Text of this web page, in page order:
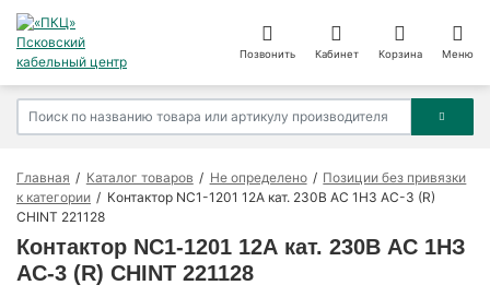
Позвонить Кабинет Корзина Меню
Главная Каталог товаров Не определено
Позиции без привязки
к категории
Контактор NC1-1201 12А кат. 230В AC 1НЗ AC-3 (R)
CHINT 221128
Контактор NC1-1201 12А кат. 230В AC 1НЗ
AC-3 (R) CHINT 221128